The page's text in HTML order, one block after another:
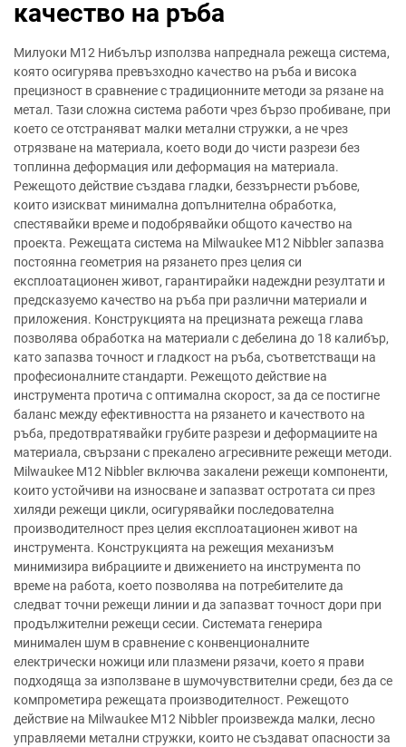
качество на ръба
Милуоки M12 Нибълър използва напреднала режеща система,
която осигурява превъзходно качество на ръба и висока
прецизност в сравнение с традиционните методи за рязане на
метал. Тази сложна система работи чрез бързо пробиване, при
което се отстраняват малки метални стружки, а не чрез
отрязване на материала, което води до чисти разрези без
топлинна деформация или деформация на материала.
Режещото действие създава гладки, беззърнести ръбове,
които изискват минимална допълнителна обработка,
спестявайки време и подобрявайки общото качество на
проекта. Режещата система на Milwaukee M12 Nibbler запазва
постоянна геометрия на рязането през целия си
експлоатационен живот, гарантирайки надеждни резултати и
предсказуемо качество на ръба при различни материали и
приложения. Конструкцията на прецизната режеща глава
позволява обработка на материали с дебелина до 18 калибър,
като запазва точност и гладкост на ръба, съответстващи на
професионалните стандарти. Режещото действие на
инструмента протича с оптимална скорост, за да се постигне
баланс между ефективността на рязането и качеството на
ръба, предотвратявайки грубите разрези и деформациите на
материала, свързани с прекалено агресивните режещи методи.
Milwaukee M12 Nibbler включва закалени режещи компоненти,
които устойчиви на износване и запазват остротата си през
хиляди режещи цикли, осигурявайки последователна
производителност през целия експлоатационен живот на
инструмента. Конструкцията на режещия механизъм
минимизира вибрациите и движението на инструмента по
време на работа, което позволява на потребителите да
следват точни режещи линии и да запазват точност дори при
продължителни режещи сесии. Системата генерира
минимален шум в сравнение с конвенционалните
електрически ножици или плазмени рязачи, което я прави
подходяща за използване в шумочувствителни среди, без да се
компрометира режещата производителност. Режещото
действие на Milwaukee M12 Nibbler произвежда малки, лесно
управляеми метални стружки, които не създават опасности за